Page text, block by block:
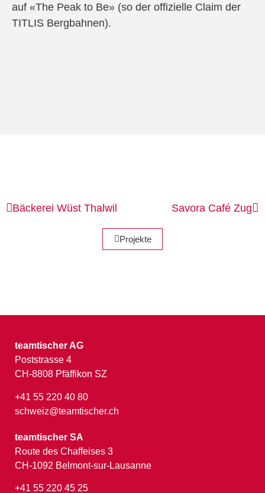
auf «The Peak to Be» (so der offizielle Claim der
TITLIS Bergbahnen).
Bäckerei Wüst Thalwil Savora Café Zug
Projekte
teamtischer AG
Poststrasse 4
CH-8808 Pfäffikon SZ
+41 55 220 40 80
schweiz@teamtischer.ch
teamtischer SA
Route des Chaffeises 3
CH-1092 Belmont-sur-Lausanne
+41 55 220 45 25